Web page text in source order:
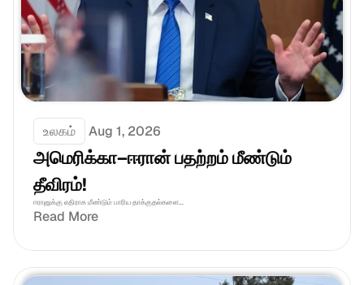
உலகம் Aug 1, 2026
அமெரிக்கா–ஈரான் பதற்றம் மீண்டும்
தீவிரம்!
ஈரானுக்கு எதிராக மீண்டும் பாரிய தாக்குதல்களை...
Read More